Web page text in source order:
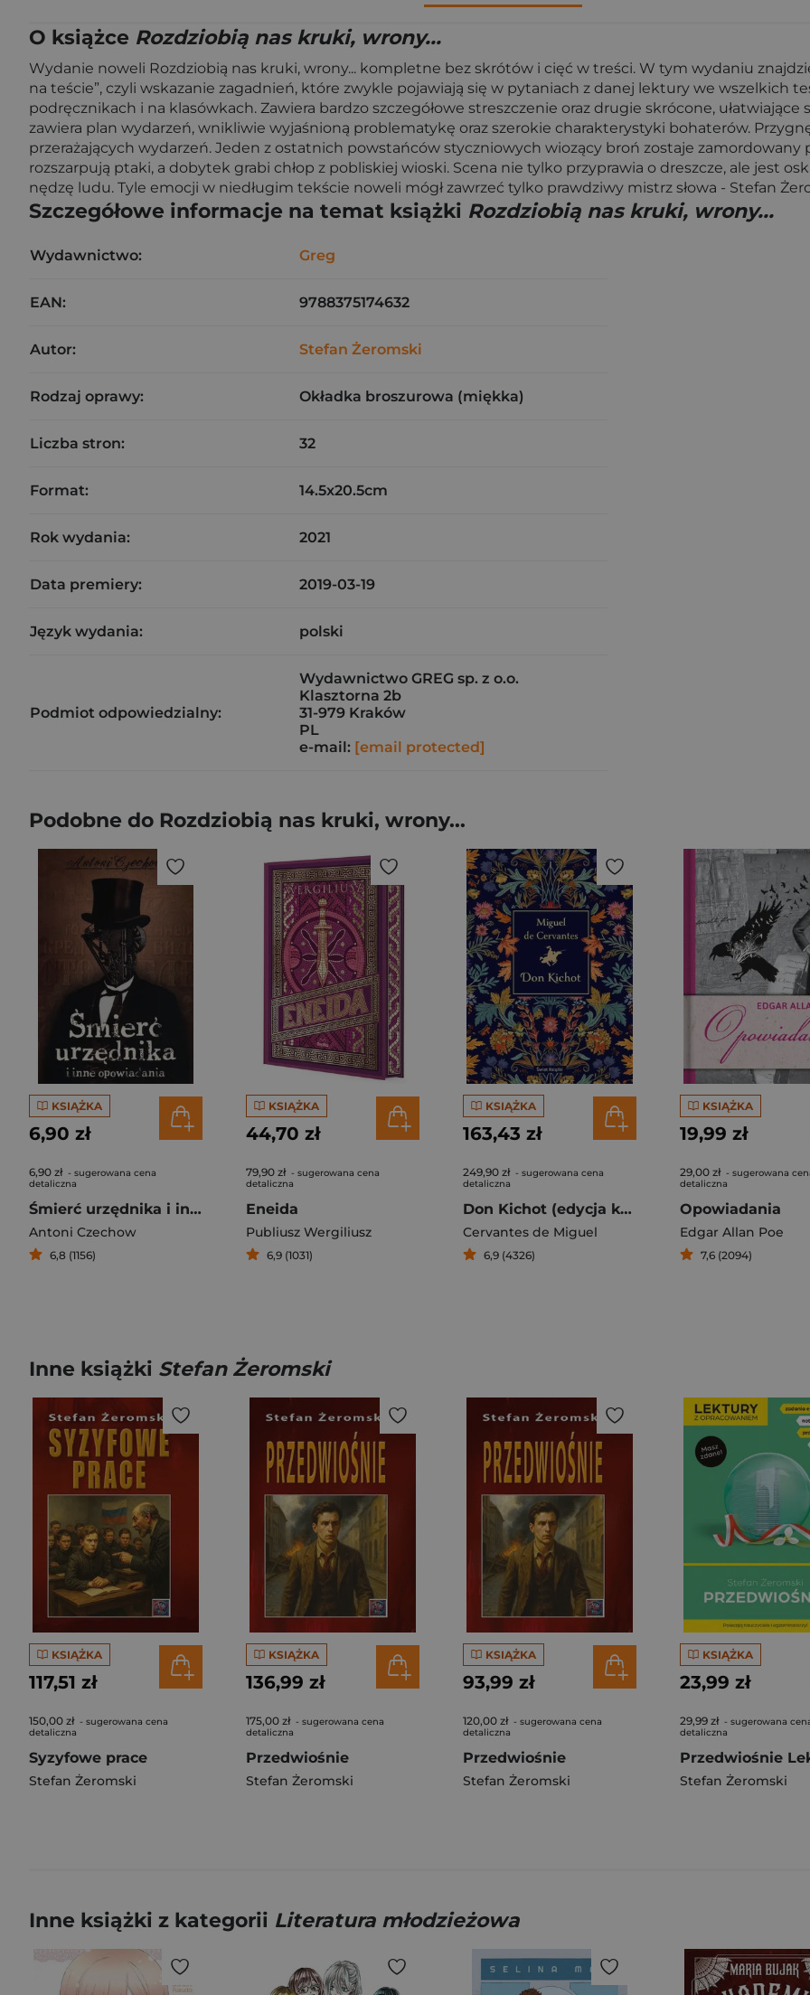
O książce Rozdziobią nas kruki, wrony...
Wydanie noweli Rozdziobią nas kruki, wrony... kompletne bez skrótów i cięć w treści. W tym wydaniu
na teście”, czyli wskazanie zagadnień, które zwykle pojawiają się w pytaniach z danej lektury we wszelkich
podręcznikach i na klasówkach. Zawiera bardzo szczegółowe streszczenie oraz drugie skrócone,
zawiera plan wydarzeń, wnikliwie wyjaśnioną problematykę oraz szerokie charakterystyki bohaterów.
przerażających wydarzeń. Jeden z ostatnich powstańców styczniowych wiozący broń zostaje zamordowany
rozszarpują ptaki, a dobytek grabi chłop z pobliskiej wioski. Scena nie tylko przyprawia o dreszcze, ale jest
nędzę ludu. Tyle emocji w niedługim tekście noweli mógł zawrzeć tylko prawdziwy mistrz słowa - Stefan
Szczegółowe informacje na temat książki Rozdziobią nas kruki, wrony...
Wydawnictwo: Greg
EAN: 9788375174632
Autor: Stefan Żeromski
Rodzaj oprawy: Okładka broszurowa (miękka)
Liczba stron: 32
Format: 14.5x20.5cm
Rok wydania: 2021
Data premiery: 2019-03-19
Język wydania: polski
Podmiot odpowiedzialny:
Wydawnictwo GREG sp. z o.o.
Klasztorna 2b
31-979 Kraków
PL
e-mail: [email protected]
Podobne do Rozdziobią nas kruki, wrony...
KSIĄŻKA
6,90 zł
6,90 zł - sugerowana cena
detaliczna
Śmierć urzędnika i inne opowiadania
Antoni Czechow
6,8 (1156)
KSIĄŻKA
44,70 zł
79,90 zł - sugerowana cena
detaliczna
Eneida
Publiusz Wergiliusz
6,9 (1031)
KSIĄŻKA
163,43 zł
249,90 zł - sugerowana cena
detaliczna
Don Kichot (edycja kolekcjonerska)
Cervantes de Miguel
6,9 (4326)
KSIĄŻKA
19,99 zł
29,00 zł - sugerowana
detaliczna
Opowiadania
Edgar Allan Poe
7,6 (2094)
Inne książki Stefan Żeromski
KSIĄŻKA
117,51 zł
150,00 zł - sugerowana cena
detaliczna
Syzyfowe prace
Stefan Żeromski
KSIĄŻKA
136,99 zł
175,00 zł - sugerowana cena
detaliczna
Przedwiośnie
Stefan Żeromski
KSIĄŻKA
93,99 zł
120,00 zł - sugerowana cena
detaliczna
Przedwiośnie
Stefan Żeromski
KSIĄŻKA
23,99 zł
29,99 zł - sugerowana
detaliczna
Stefan Żeromski
Inne książki z kategorii Literatura młodzieżowa